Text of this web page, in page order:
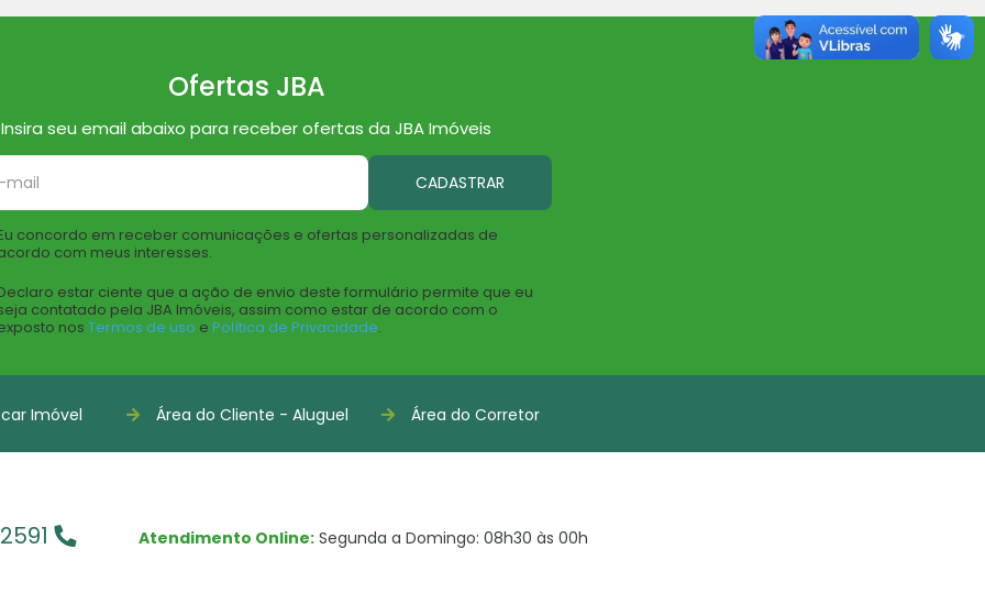
Ofertas JBA
Insira seu email abaixo para receber ofertas da JBA Imóveis
CADASTRAR
concordo em receber comunicações e ofertas personalizadas de
com meus interesses.
estar ciente que a ação de envio deste formulário permite que eu
contatado pela JBA Imóveis, assim como estar de acordo com o
nos Termos de uso e Política de Privacidade.
Imóvel Área do Cliente - Aluguel Área do Corretor
Atendimento Online: Segunda a Domingo: 08h30 às 00h